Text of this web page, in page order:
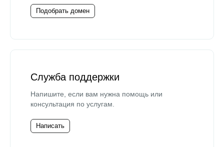
Подобрать домен
Служба поддержки
Напишите, если вам нужна помощь или
консультация по услугам.
Написать